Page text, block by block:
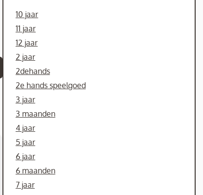
10 jaar
11 jaar
12 jaar
2 jaar
2dehands
2e hands speelgoed
3 jaar
3 maanden
4 jaar
5 jaar
6 jaar
6 maanden
7 jaar